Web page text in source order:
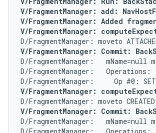
V/FragmentManager: add:
V/FragmentManager: Added
V/FragmentManager:
V/FragmentManager: Commit:
D/FragmentManager:   mName=null
D/FragmentManager:   Operations:
V/FragmentManager:
V/FragmentManager: Commit:
D/FragmentManager:   mName=null